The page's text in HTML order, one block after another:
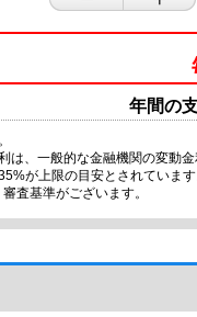
年間の
、一般的な金融機関の変動金
が上限の目安とされていま
査基準がございます。